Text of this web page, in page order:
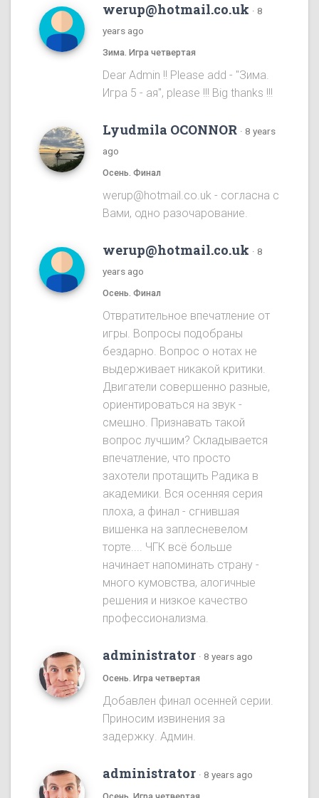
werup@hotmail.co.uk · 8
years ago
Зима. Игра четвертая
Dear Admin !! Please add - "Зима.
Игра 5 - ая", please !!! Big thanks !!!
Lyudmila OCONNOR · 8 years
ago
Осень. Финал
werup@hotmail.co.uk - согласна с
Вами, одно разочарование.
werup@hotmail.co.uk · 8
years ago
Осень. Финал
Отвратительное впечатление от
игры. Вопросы подобраны
бездарно. Вопрос о нотах не
выдерживает никакой критики.
Двигатели совершенно разные,
ориентироваться на звук -
смешно. Признавать такой
вопрос лучшим? Складывается
впечатление, что просто
захотели протащить Радика в
академики. Вся осенняя серия
плоха, а финал - сгнившая
вишенка на заплесневелом
торте.... ЧГК всё больше
начинает напоминать страну -
много кумовства, алогичные
решения и низкое качество
профессионализма.
administrator · 8 years ago
Осень. Игра четвертая
Добавлен финал осенней серии.
Приносим извинения за
задержку. Админ.
administrator · 8 years ago